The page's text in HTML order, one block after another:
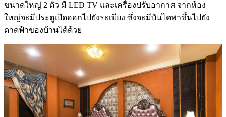
ขนาดใหญ่ 2 ตัว มี LED TV และเครื่องปรับอากาศ จากห้อง
ใหญ่จะมีประตูเปิดออกไปยังระเบียง ซึ่งจะมีบันไดพาขึ้นไปยัง
ดาดฟ้าของบ้านได้ด้วย